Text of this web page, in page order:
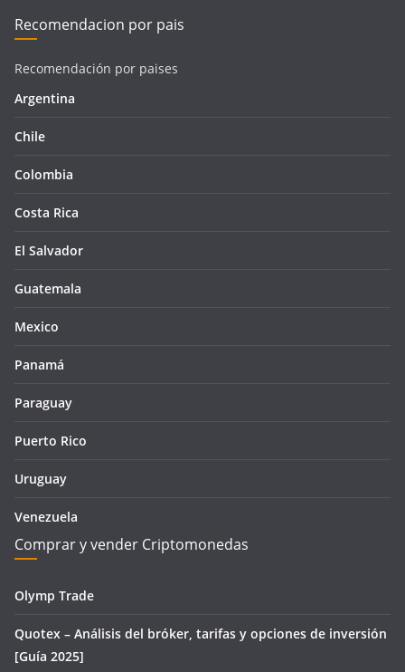
Recomendacion por pais
Recomendación por paises
Argentina
Chile
Colombia
Costa Rica
El Salvador
Guatemala
Mexico
Panamá
Paraguay
Puerto Rico
Uruguay
Venezuela
Comprar y vender Criptomonedas
Olymp Trade
Quotex – Análisis del bróker, tarifas y opciones de inversión
[Guía 2025]